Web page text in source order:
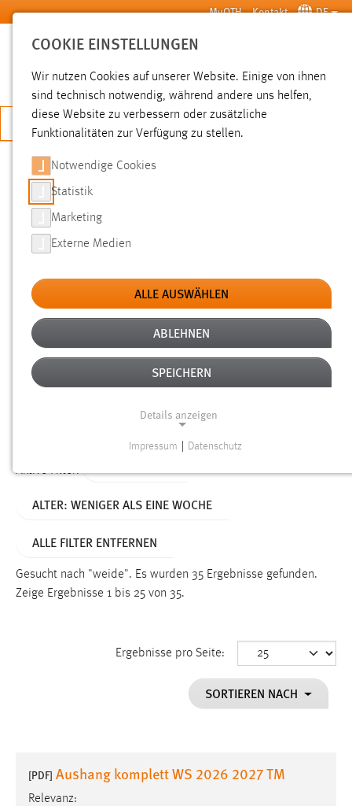
Zum Hauptinhalt springen MyOTH Kontakt DE
SUCHE
JETZT BEWERBEN
SUCHE
FILTER
Typ
Erstellungsdatum
Alter
Aktive Filter:
ALTER: WENIGER ALS EINE WOCHE
ALLE FILTER ENTFERNEN
Gesucht nach "weide". Es wurden 35 Ergebnisse gefunden.
Zeige Ergebnisse 1 bis 25 von 35.
Ergebnisse pro Seite:
SORTIEREN NACH
[PDF] Aushang komplett WS 2026 2027 TM
Relevanz:
COOKIE EINSTELLUNGEN
Wir nutzen Cookies auf unserer Website. Einige von ihnen
sind technisch notwendig, während andere uns helfen,
diese Website zu verbessern oder zusätzliche
Funktionalitäten zur Verfügung zu stellen.
Notwendige Cookies
Statistik
Marketing
Externe Medien
ALLE AUSWÄHLEN
ABLEHNEN
SPEICHERN
Details anzeigen
Funktionen und sind für die einwandfreie Funktion der
Name:
Dieser Cookie speichert die ausgewählten Einverständnis-
Performance
Name:
Impressum Datenschutz